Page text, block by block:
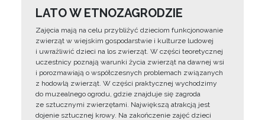
LATO W ETNOZAGRODZIE
Zajęcia mają na celu przybliżyć dzieciom funkcjonowanie
zwierząt w wiejskim gospodarstwie i kulturze ludowej
i uwrażliwić dzieci na los zwierząt. W części teoretycznej
uczestnicy poznają warunki życia zwierząt na dawnej wsi
i porozmawiają o współczesnych problemach związanych
z hodowlą zwierząt. W części praktycznej wychodzimy
do muzealnego ogrodu, gdzie znajduje się zagroda
ze sztucznymi zwierzętami. Największą atrakcją jest
dojenie sztucznej krowy. Na zakończenie zajęć dzieci